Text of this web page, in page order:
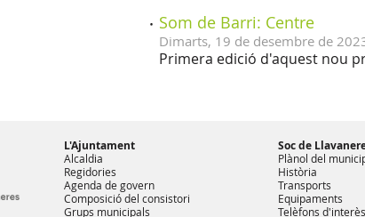
Som de Barri: Centre
Dimarts, 19 de desembre de
Primera edició d'aquest nou
L'Ajuntament
Alcaldia
Regidories
Agenda de govern
Composició del consistori
Grups municipals
Soc de
Plànol del
Història
Transports
Equipaments
Telèfons d'interès